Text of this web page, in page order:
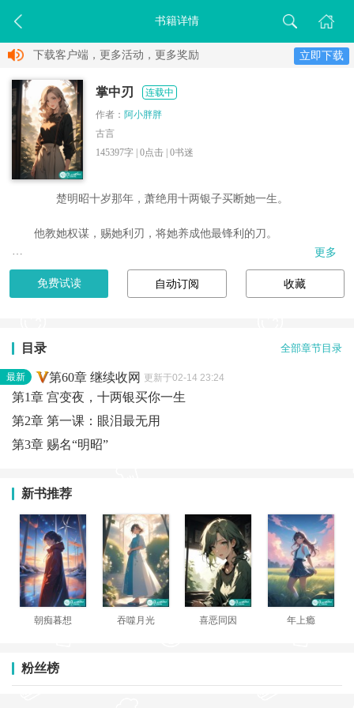
书籍详情
下载客户端，更多活动，更多奖励 立即下载
掌中刃
连载中
作者： 阿小胖胖
古言
145397字 | 0点击 | 0书迷
楚明昭十岁那年，萧绝用十两银子买断她一生。
他教她权谋，赐她利刃，将她养成他最锋利的刀。
直到她将刀尖抵上咽喉：“主人，做个交易，放我三年，我还你
一个名正言顺的天下。”
...
更多
免费试读 自动订阅 收藏
目录 全部章节目录
最新 第60章 继续收网 更新于02-14 23:24
第1章 宫变夜，十两银买你一生
第2章 第一课：眼泪最无用
第3章 赐名“明昭”
新书推荐
朝痴暮想 吞噬月光 喜恶同因 年上瘾
粉丝榜